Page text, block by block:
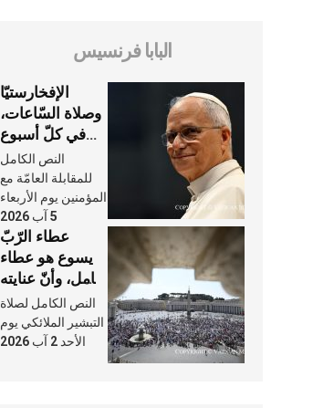
البابا فرنسيس
الإفخارستيّا
وصلاة السّاعات،
في كلّ أسبوع
وكلّ يوم، هما
النَّفَس في حياة
الكنيسة
النص الكامل
للمقابلة العامّة مع
المؤمنين يوم الأربعاء
5 آب 2026
عطاء الرّبّ
يسوع هو عطاء
شامل، وأنّ عنايته
بنا لا تغيب عنّا
أبدًا
النص الكامل لصلاة
التبشير الملائكي يوم
الأحد 2 آب 2026